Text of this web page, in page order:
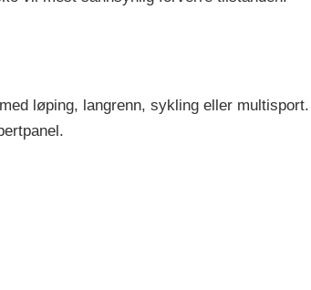
løping, langrenn, sykling eller multisport.